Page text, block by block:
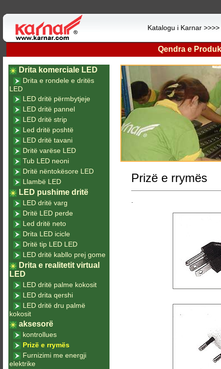
Katalogu i Karnar >>>>
Qendra e
Prizë e rrymës
Drita komerciale LED
Drita e rondele e dritës
LED
LED dritë përmbytjeje
LED dritë pannel
LED dritë strip
Led dritë poshtë
LED dritë tavani
Dritë varëse LED
Tub LED neoni
Dritë nëntokësore LED
Llambë LED
LED pushime dritë
LED dritë varg
Dritë LED perde
Led dritë neto
Drita LED icicle
Dritë tip LED LED
LED dritë kabllo prej gome
Drita e realitetit virtual
LED
LED dritë palme kokosit
LED drita qershi
LED dritë dru palmë
kokosit
aksesorë
kontrollues
Prizë e rrymës
Furnizimi me energji
elektrike